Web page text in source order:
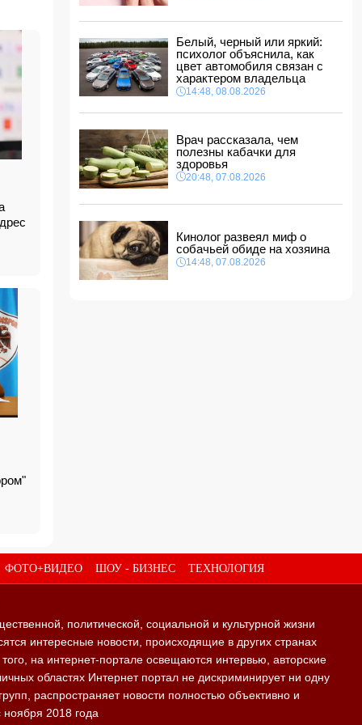
ФИФА выступила с заявлением на фоне
ВС РФ взяли под контроль Ивановку в
Харьковской области
14:04, 08.08.2026
14:00, 08.08.2026
Никол Пашинян позвонил Ильхаму Алиеву
12:48, 08.08.2026
СМИ: США ищут на Кубе фигуру для
повторения "венесуэльского сценария"
Белый, черный или яркий:
психолог объяснила, как
цвет автомобиля связан с
характером владельца
14:48, 08.08.2026
Врач рассказала, чем
полезны кабачки для
здоровья
20:48, 07.08.2026
Кинолог развеял миф о
собачьей обиде на хозяина
14:48, 07.08.2026
ФОТО+ВИДЕО ШОУ - БИЗНЕС ТЕХНОЛОГИЯ
политической, социальной и культурной жизни
интересные новости, происходящие в других странах
на интернет-портале освещаются интервью, авторские
областях Интернет портал не дискриминирует ни одну
распространяет новости полностью объективно и
ноября 2018 года